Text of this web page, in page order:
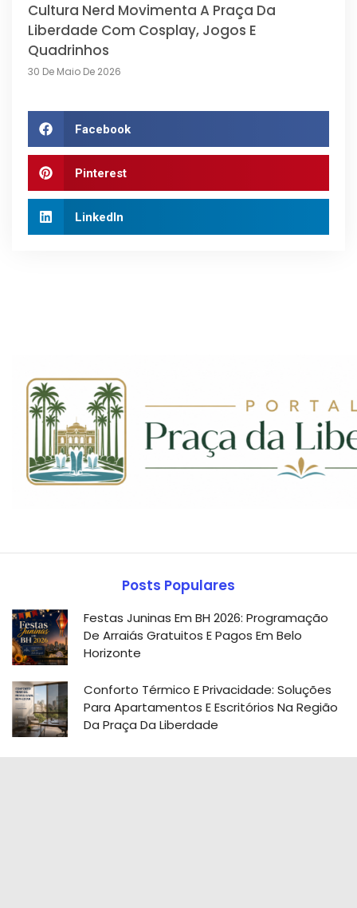
Cultura Nerd Movimenta A Praça Da
Liberdade Com Cosplay, Jogos E
Quadrinhos
30 De Maio De 2026
Facebook
Pinterest
LinkedIn
Posts Populares
Festas Juninas Em BH 2026: Programação
De Arraiás Gratuitos E Pagos Em Belo
Horizonte
Conforto Térmico E Privacidade: Soluções
Para Apartamentos E Escritórios Na Região
Da Praça Da Liberdade